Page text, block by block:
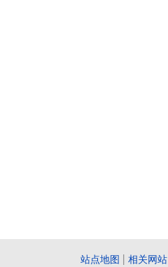
站点地图 相关网站